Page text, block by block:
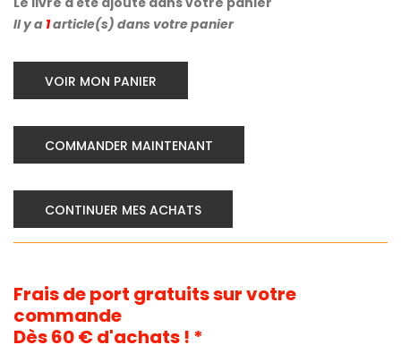
Il y a 1article(s) dans votre panier
VOIR MON PANIER
COMMANDER MAINTENANT
CONTINUER MES ACHATS
Frais de port gratuits sur votre
commande
Dès 60 € d'achats ! *